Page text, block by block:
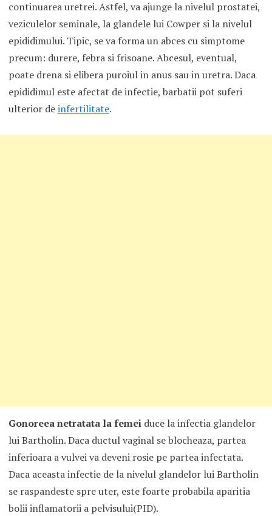
continuarea uretrei. Astfel, va ajunge la nivelul prostatei,
veziculelor seminale, la glandele lui Cowper si la nivelul
epididimului. Tipic, se va forma un abces cu simptome
precum: durere, febra si frisoane. Abcesul, eventual,
poate drena si elibera puroiul in anus sau in uretra. Daca
epididimul este afectat de infectie, barbatii pot suferi
ulterior deinfertilitate.
Gonoreea netratata la femei duce la infectia glandelor
lui Bartholin. Daca ductul vaginal se blocheaza, partea
inferioara a vulvei va deveni rosie pe partea infectata.
Daca aceasta infectie de la nivelul glandelor lui Bartholin
se raspandeste spre uter, este foarte probabila aparitia
bolii inflamatorii a pelvisului(PID).